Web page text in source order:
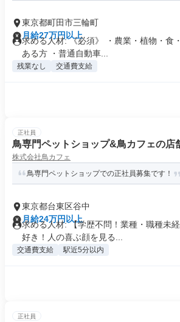
東京都町田市三輪町
月給27万円以上
求める人材: 《必須》 ・農業・植物・食
ある方 ・普通自動車...
残業なし 交通費支給
正社員
鳥専門ペットショップ&鳥カフェの店
株式会社鳥カフェ
鳥専門ペットショップでの正社員募集です！
東京都台東区谷中
月給24万円以上
求める人材: 【学歴不問！業種・職種未
好き！人の喜ぶ顔を見る...
交通費支給 駅近5分以内
正社員